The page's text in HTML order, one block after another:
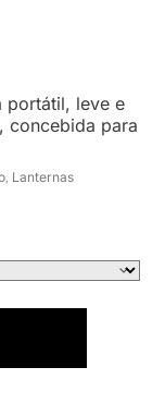
portátil, leve e
concebida para
, Lanternas